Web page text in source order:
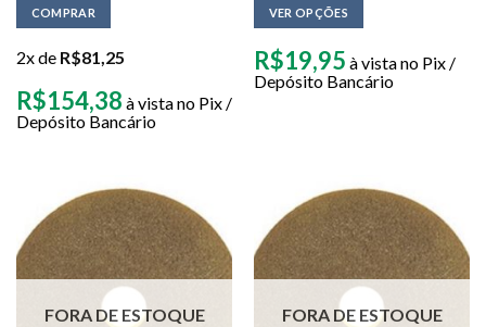
COMPRAR
2x de R$81,25
R$154,38 à vista no Pix /
Depósito Bancário
VER OPÇÕES
R$19,95 à vista no Pix /
Depósito Bancário
FORA DE ESTOQUE FORA DE ESTOQUE